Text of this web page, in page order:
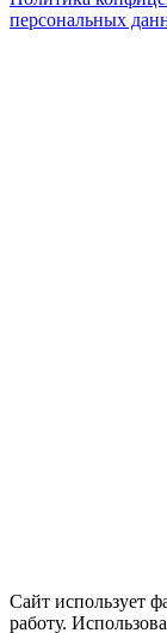
персональных
Сайт использует
работу.